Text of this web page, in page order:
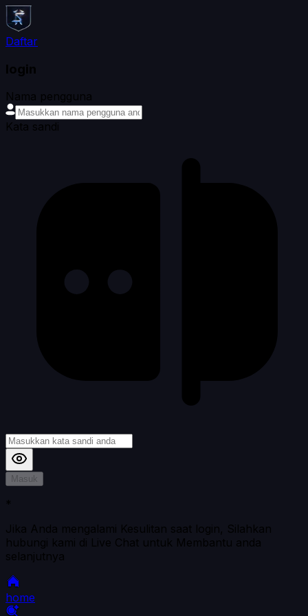
Daftar
login
Nama pengguna
Kata sandi
Masuk
*
Jika Anda mengalami Kesulitan saat login, Silahkan
hubungi kami di Live Chat untuk Membantu anda
selanjutnya
home